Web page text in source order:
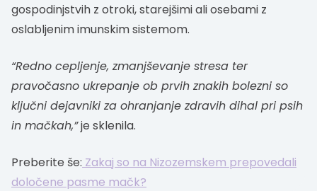
gospodinjstvih z otroki, starejšimi ali osebami z
oslabljenim imunskim sistemom.
“Redno cepljenje, zmanjševanje stresa ter
pravočasno ukrepanje ob prvih znakih bolezni so
ključni dejavniki za ohranjanje zdravih dihal pri psih
in mačkah,”je sklenila.
Preberite še: Zakaj so na Nizozemskem prepovedali
določene pasme mačk?